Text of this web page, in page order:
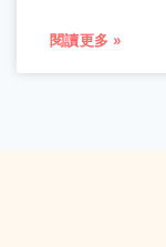
閱讀更多 »